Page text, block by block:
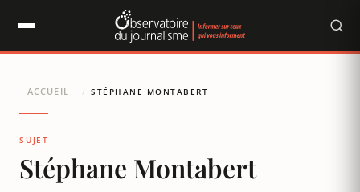
ACCUEIL / STÉPHANE MONTABERT
SUJET
Stéphane Montabert
Panneau de gestion des cookies